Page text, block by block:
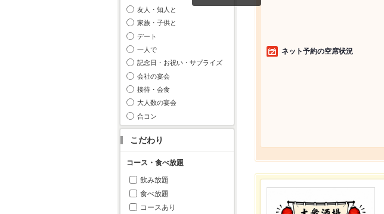
友人・知人と
家族・子供と
デート
一人で
記念日・お祝い・サプライズ
会社の宴会
接待・会食
大人数の宴会
合コン
こだわり
コース・食べ放題
飲み放題
食べ放題
コースあり
ネット予約の空席状況